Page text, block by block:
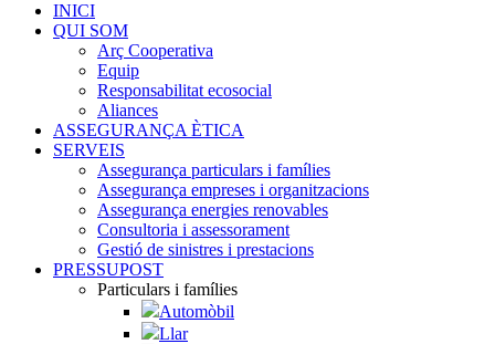
INICI
QUI SOM
Arç Cooperativa
Equip
Responsabilitat ecosocial
Aliances
ASSEGURANÇA ÈTICA
SERVEIS
Assegurança particulars i famílies
Assegurança empreses i organitzacions
Assegurança energies renovables
Consultoria i assessorament
Gestió de sinistres i prestacions
PRESSUPOST
Particulars i famílies
Automòbil
Llar